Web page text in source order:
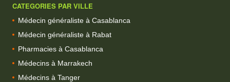
CATEGORIES PAR VILLE
Médecin généraliste à Casablanca
Médecin généraliste à Rabat
Pharmacies à Casablanca
Médecins à Marrakech
Médecins à Tanger